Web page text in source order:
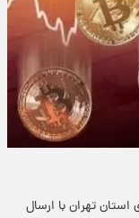
تهران با ارسال